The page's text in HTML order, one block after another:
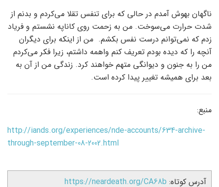
ناگهان بهوش آمدم در حالی که برای تنفس تقلا می‌کردم و بدنم از
شدت حرارت می‌سوخت. من به زحمت روی کاناپه نشستم و فریاد
زدم که نمی‌توانم درست نفس بکشم. من از اینکه برای دیگران
آنچه را که دیده بودم تعریف کنم واهمه داشتم، زیرا فکر می‌کردم
من را به جنون و دیوانگی متهم خواهند کرد. زندگی من از آن به
بعد برای همیشه تغییر پیدا کرده است.
منبع:
http://iands.org/experiences/nde-accounts/634-archive-
through-september-08-2002.html
آدرس کوتاه: https://neardeath.org/CA68b